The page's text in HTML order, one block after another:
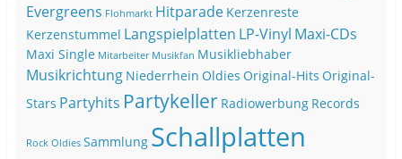
Evergreens Flohmarkt Hitparade Kerzenreste
Kerzenstummel Langspielplatten LP-Vinyl Maxi-CDs
Maxi Single Mitarbeiter Musikfan Musikliebhaber
Musikrichtung Niederrhein Oldies Original-Hits Original-
Stars Partyhits Partykeller Radiowerbung Records
Rock Oldies Sammlung Schallplatten